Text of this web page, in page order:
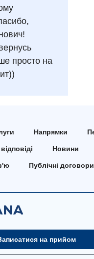
просто на
Напрямки
Новини
Публічні договори
на прийом